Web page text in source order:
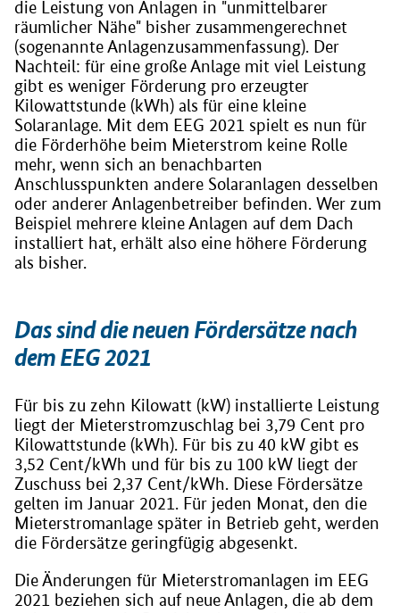
die Leistung von Anlagen in "unmittelbarer
räumlicher Nähe" bisher zusammengerechnet
(sogenannte Anlagenzusammenfassung). Der
Nachteil: für eine große Anlage mit viel Leistung
gibt es weniger Förderung pro erzeugter
Kilowattstunde (kWh) als für eine kleine
Solaranlage. Mit dem EEG 2021 spielt es nun für
die Förderhöhe beim Mieterstrom keine Rolle
mehr, wenn sich an benachbarten
Anschlusspunkten andere Solaranlagen desselben
oder anderer Anlagenbetreiber befinden. Wer zum
Beispiel mehrere kleine Anlagen auf dem Dach
installiert hat, erhält also eine höhere Förderung
als bisher.
Das sind die neuen Fördersätze nach
dem EEG 2021
Für bis zu zehn Kilowatt (kW) installierte Leistung
liegt der Mieterstromzuschlag bei 3,79 Cent pro
Kilowattstunde (kWh). Für bis zu 40 kW gibt es
3,52 Cent/kWh und für bis zu 100 kW liegt der
Zuschuss bei 2,37 Cent/kWh. Diese Fördersätze
gelten im Januar 2021. Für jeden Monat, den die
Mieterstromanlage später in Betrieb geht, werden
die Fördersätze geringfügig abgesenkt.
Die Änderungen für Mieterstromanlagen im EEG
2021 beziehen sich auf neue Anlagen, die ab dem